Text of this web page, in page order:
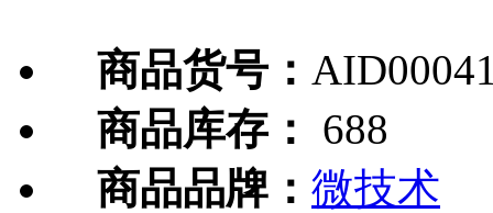
商品货号：
商品库存：
688
商品品牌： 微技术